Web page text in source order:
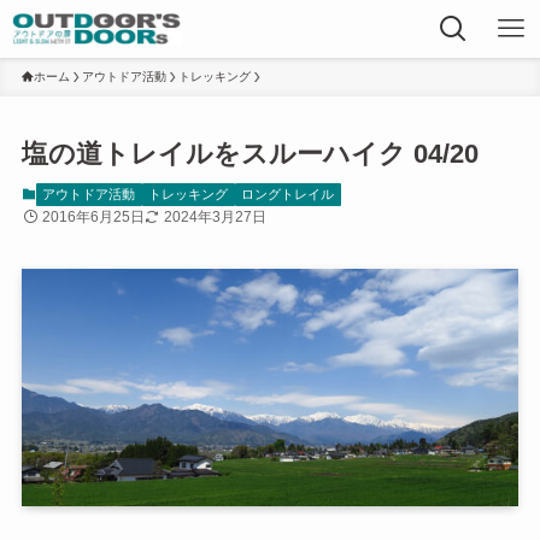
ホーム アウトドア活動 トレッキング
塩の道トレイルをスルーハイク 04/20
アウトドア活動 トレッキング ロングトレイル
2016年6月25日 2024年3月27日